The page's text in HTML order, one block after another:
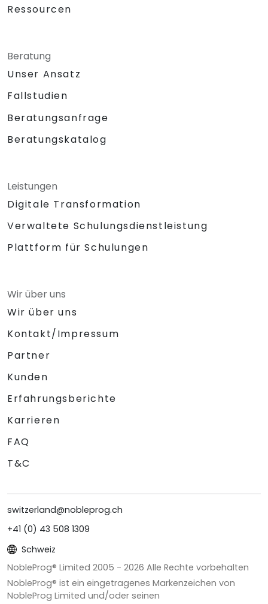
Ressourcen
Beratung
Unser Ansatz
Fallstudien
Beratungsanfrage
Beratungskatalog
Leistungen
Digitale Transformation
Verwaltete Schulungsdienstleistung
Plattform für Schulungen
Wir über uns
Wir über uns
Kontakt/Impressum
Partner
Kunden
Erfahrungsberichte
Karrieren
FAQ
T&C
switzerland@nobleprog.ch
+41 (0) 43 508 1309
Schweiz
NobleProg® Limited 2005 - 2026 Alle Rechte vorbehalten
NobleProg® ist ein eingetragenes Markenzeichen von
NobleProg Limited und/oder seinen